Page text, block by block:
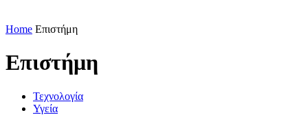
Home Επιστήμη
Επιστήμη
Τεχνολογία
Υγεία